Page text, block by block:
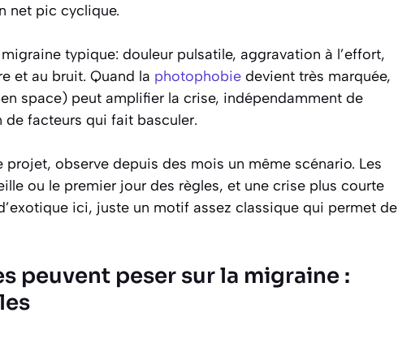
net pic cyclique.
typique: douleur pulsatile, aggravation à l’effort,
et au bruit. Quand la photophobie devient très marquée,
space) peut amplifier la crise, indépendamment de
de facteurs qui fait basculer.
observe depuis des mois un même scénario. Les
ou le premier jour des règles, et une crise plus courte
ici, juste un motif assez classique qui permet de
peuvent peser sur la migraine :